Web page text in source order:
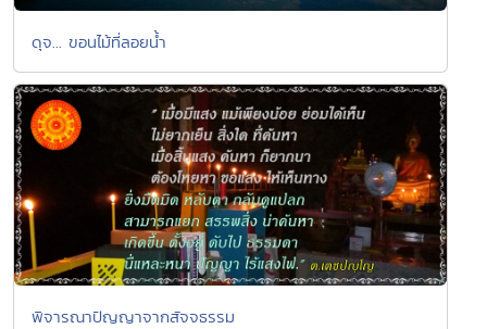
ดุจ... ขอนไม้ที่ลอยน้ำ
พิจารณาปัญญาจากสัจจธรรม